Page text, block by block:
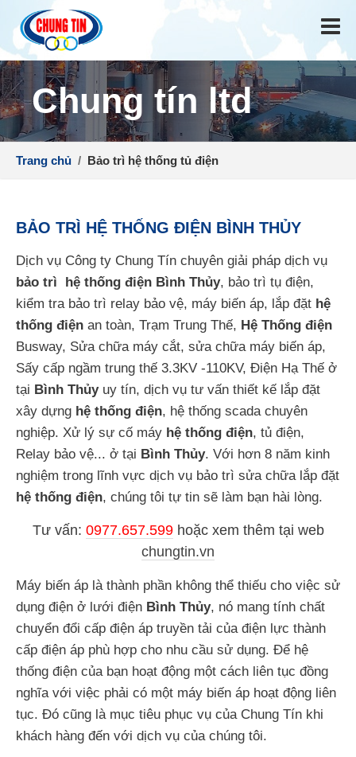
Chung tín ltd
Trang chủ / Bảo trì hệ thống tủ điện
BẢO TRÌ HỆ THỐNG ĐIỆN BÌNH THỦY
Dịch vụ Công ty Chung Tín chuyên giải pháp dịch vụ
bảo trì hệ thống điện Bình Thủy, bảo trì tụ điện,
kiểm tra bảo trì relay bảo vệ, máy biến áp, lắp đặt hệ
thống điện an toàn, Trạm Trung Thế, Hệ Thống điện
Busway, Sửa chữa máy cắt, sửa chữa máy biến áp,
Sấy cấp ngầm trung thế 3.3KV -110KV, Điện Hạ Thế ở
tại Bình Thủyuy tín, dịch vụ tư vấn thiết kế lắp đặt
xây dựng hệ thống điện, hệ thống scada chuyên
nghiệp. Xử lý sự cố máy hệ thống điện, tủ điện,
Relay bảo vệ... ở tại Bình Thủy. Với hơn 8 năm kinh
nghiệm trong lĩnh vực dịch vụ bảo trì sửa chữa lắp đặt
hệ thống điện, chúng tôi tự tin sẽ làm bạn hài lòng.
Tư vấn: 0977.657.599hoặc xem thêm tại web
chungtin.vn
Máy biến áp là thành phần không thể thiếu cho việc sử
dụng điện ở lưới điện Bình Thủy, nó mang tính chất
chuyển đổi cấp điện áp truyền tải của điện lực thành
cấp điện áp phù hợp cho nhu cầu sử dụng. Để hệ
thống điện của bạn hoạt động một cách liên tục đồng
nghĩa với việc phải có một máy biến áp hoạt động liên
tục. Đó cũng là mục tiêu phục vụ của Chung Tín khi
khách hàng đến với dịch vụ của chúng tôi.